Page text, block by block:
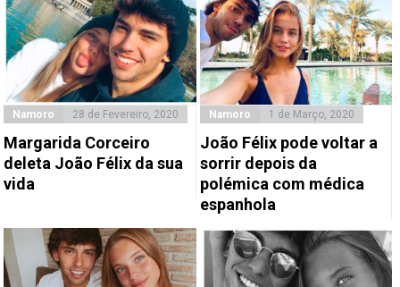
Namoro 28 de Fevereiro, 2020
Margarida Corceiro
deleta João Félix da sua
vida
Namoro 1 de Março, 2020
João Félix pode voltar a
sorrir depois da
polémica com médica
espanhola